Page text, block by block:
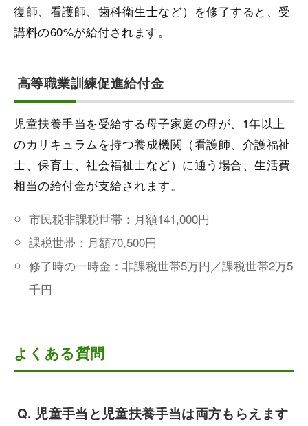
復師、看護師、歯科衛生士など）を修了すると、受
講料の60%が給付されます。
高等職業訓練促進給付金
児童扶養手当を受給する母子家庭の母が、1年以上
のカリキュラムを持つ養成機関（看護師、介護福祉
士、保育士、社会福祉士など）に通う場合、生活費
相当の給付金が支給されます。
市民税非課税世帯：月額141,000円
課税世帯：月額70,500円
修了時の一時金：非課税世帯5万円／課税世帯2万5
千円
よくある質問
Q. 児童手当と児童扶養手当は両方もらえます